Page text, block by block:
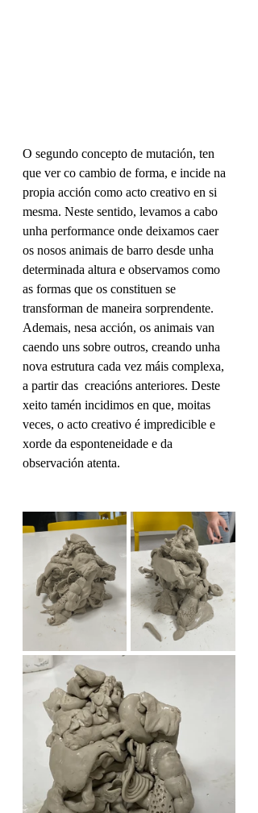
O segundo concepto de mutación, ten
que ver co cambio de forma, e incide na
propia acción como acto creativo en si
mesma. Neste sentido, levamos a cabo
unha performance onde deixamos caer
os nosos animais de barro desde unha
determinada altura e observamos como
as formas que os constituen se
transforman de maneira sorprendente.
Ademais, nesa acción, os animais van
caendo uns sobre outros, creando unha
nova estrutura cada vez máis complexa,
a partir das  creacións anteriores. Deste
xeito tamén incidimos en que, moitas
veces, o acto creativo é impredicible e
xorde da esponteneidade e da
observación atenta.